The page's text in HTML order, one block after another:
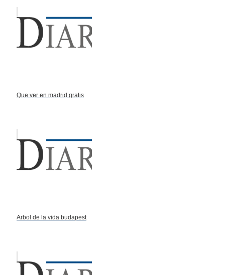
Que ver en madrid gratis
Arbol de la vida budapest